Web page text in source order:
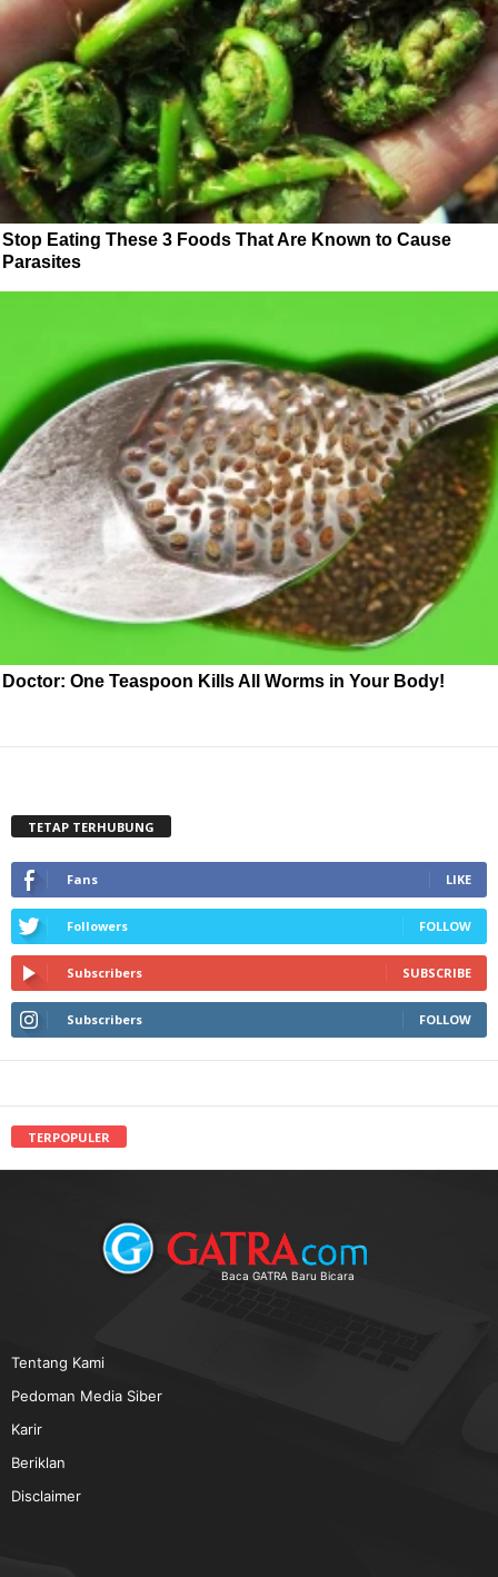
Stop Eating These 3 Foods That Are Known to Cause
Parasites
Doctor: One Teaspoon Kills All Worms in Your Body!
TETAP TERHUBUNG
Fans LIKE
Followers FOLLOW
Subscribers SUBSCRIBE
Subscribers FOLLOW